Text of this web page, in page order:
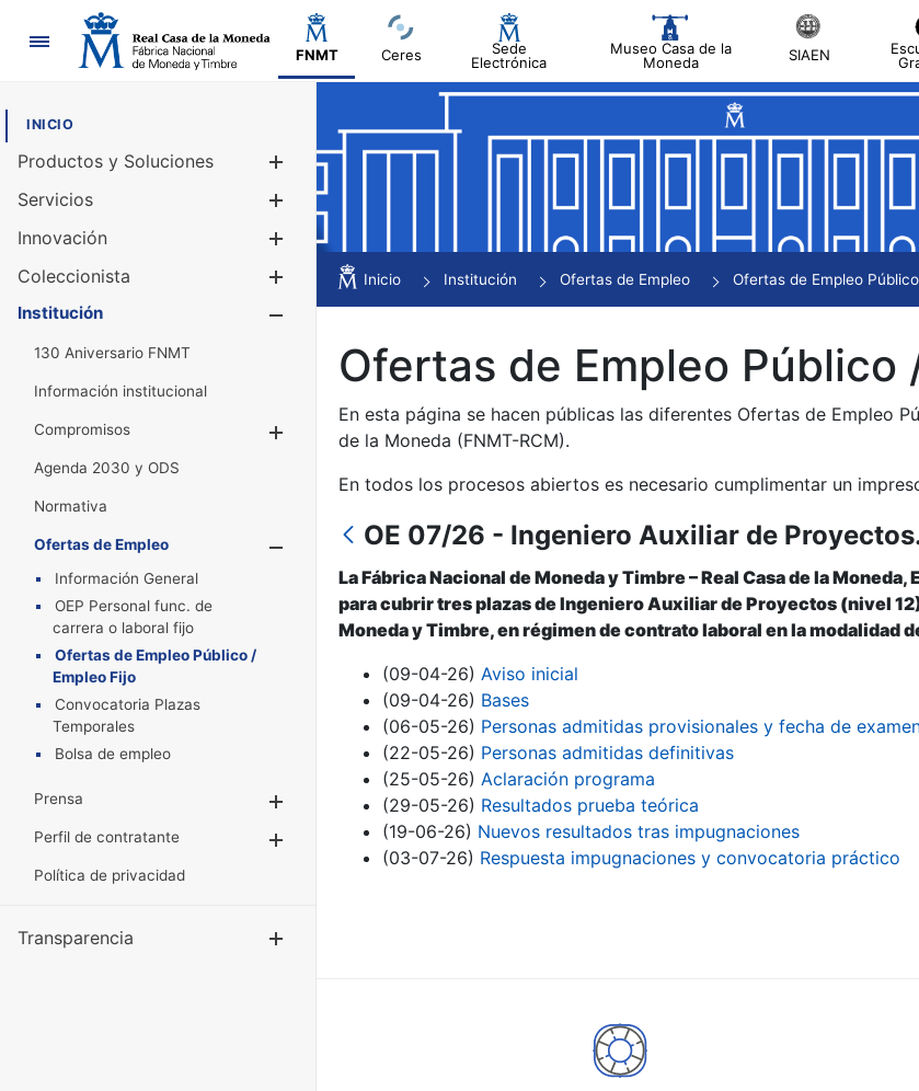
Navegación
FNMT Ceres
Sede
Electrónica
Museo Casa de la
Moneda
SIAEN
INICIO
Productos y Soluciones
Mostrar/Ocultar
Servicios
Innovación
Coleccionista
Mostrar/Ocultar
Institución
130 Aniversario FNMT
Información institucional
Compromisos
Mostrar/Ocultar
Agenda 2030 y ODS
Normativa
Ofertas de Empleo
Mostrar/Ocultar
Información General
OEP Personal func. de
carrera o laboral fijo
Ofertas de Empleo Público /
Empleo Fijo
Convocatoria Plazas
Temporales
Bolsa de empleo
Prensa
Mostrar/Ocultar
Perfil de contratante
Mostrar/Ocultar
Política de privacidad
Transparencia
Inicio Institución Ofertas de Empleo Ofertas de Empleo
Ofertas de Empleo Público
En esta página se hacen públicas las diferentes Ofertas de Empleo
de la Moneda (FNMT-RCM).
En todos los procesos abiertos es necesario cumplimentar un
OE 07/26 - Ingeniero Auxiliar de
La Fábrica Nacional de Moneda y Timbre – Real Casa de la
para cubrir tres plazas de Ingeniero Auxiliar de Proyectos (nivel
Moneda y Timbre, en régimen de contrato laboral en la modalidad
(09-04-26) Aviso inicial
(09-04-26) Bases
(06-05-26) Personas admitidas provisionales y fecha de
(22-05-26) Personas admitidas definitivas
(25-05-26) Aclaración programa
(29-05-26) Resultados prueba teórica
(19-06-26) Nuevos resultados tras impugnaciones
(03-07-26) Respuesta impugnaciones y convocatoria práctico